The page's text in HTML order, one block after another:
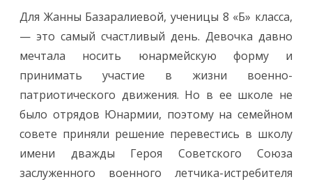
Для Жанны Базаралиевой, ученицы 8 «Б» класса,
— это самый счастливый день. Девочка давно
мечтала носить юнармейскую форму и
принимать участие в жизни военно-
патриотического движения. Но в ее школе не
было отрядов Юнармии, поэтому на семейном
совете приняли решение перевестись в школу
имени дважды Героя Советского Союза
заслуженного военного летчика-истребителя